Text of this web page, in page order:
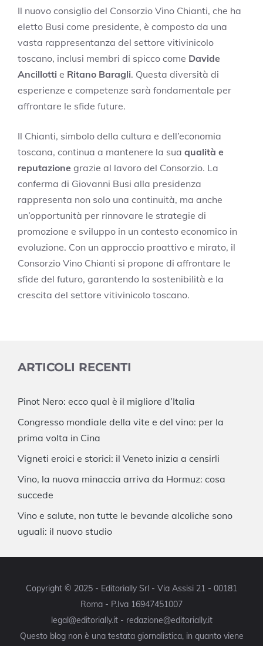
Il nuovo consiglio del Consorzio Vino Chianti, che ha
eletto Busi come presidente, è composto da una
vasta rappresentanza del settore vitivinicolo
toscano, inclusi membri di spicco come Davide
Ancillotti e Ritano Baragli. Questa diversità di
esperienze e competenze sarà fondamentale per
affrontare le sfide future.
Il Chianti, simbolo della cultura e dell’economia
toscana, continua a mantenere la sua qualità e
reputazione grazie al lavoro del Consorzio. La
conferma di Giovanni Busi alla presidenza
rappresenta non solo una continuità, ma anche
un’opportunità per rinnovare le strategie di
promozione e sviluppo in un contesto economico in
evoluzione. Con un approccio proattivo e mirato, il
Consorzio Vino Chianti si propone di affrontare le
sfide del futuro, garantendo la sostenibilità e la
crescita del settore vitivinicolo toscano.
ARTICOLI RECENTI
Pinot Nero: ecco qual è il migliore d’Italia
Congresso mondiale della vite e del vino: per la
prima volta in Cina
Vigneti eroici e storici: il Veneto inizia a censirli
Vino, la nuova minaccia arriva da Hormuz: cosa
succede
Vino e salute, non tutte le bevande alcoliche sono
uguali: il nuovo studio
Copyright © 2025 - Editorially Srl - Via Assisi 21 - 00181
Roma - P.Iva 16947451007
legal@editorially.it - redazione@editorially.it
Questo blog non è una testata giornalistica, in quanto viene